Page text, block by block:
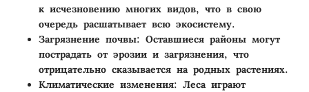
к исчезновению многих видов, что в свою
очередь расшатывает всю экосистему.
Загрязнение почвы: Оставшиеся районы могут
пострадать от эрозии и загрязнения, что
отрицательно сказывается на родных растениях.
Климатические изменения: Леса играют